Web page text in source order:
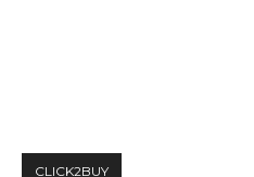
CLICK2BUY